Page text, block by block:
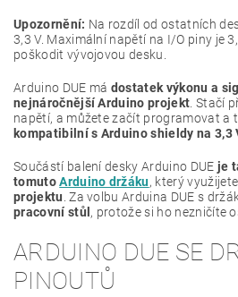
Upozornění: Na rozdíl od ostatních
3,3 V. Maximální napětí na I/O piny je
poškodit vývojovou desku.
Arduino DUE má dostatek výkonu a
nejnáročnější Arduino projekt. Stačí
napětí, a můžete začít programovat a
kompatibilní s Arduino shieldy na 3,3
Součástí balení desky Arduino DUE je
tomutoArduino držáku, který
projektu. Za volbu Arduina DUE s
pracovní stůl , protože si ho nezničíte
ARDUINO DUE SE
PINOUTŮ